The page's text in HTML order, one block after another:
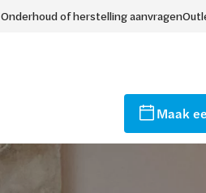
Onderhoud of herstelling aanvragen
Maak